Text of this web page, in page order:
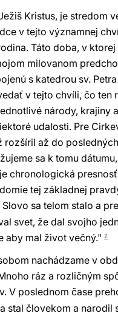
Kristus, je stredom
v tejto významnej
Táto doba, v
milovanom
s katedrou sv.
v tejto chvíli, čo ten
národy, krajiny
udalosti. Pre
rozšíril až do
sa k tomu
chronologická
tej základnej
sa telom stalo a
svet, že dal svojho
aby mal život večný." 2
nachádzame v
ráz a rozličným
V poslednom čase
stal človekom a narodil